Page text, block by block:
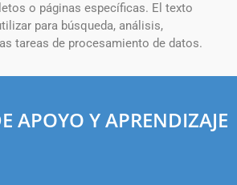
o páginas específicas. El texto
para búsqueda, análisis,
tareas de procesamiento de datos.
APOYO Y APRENDIZAJE